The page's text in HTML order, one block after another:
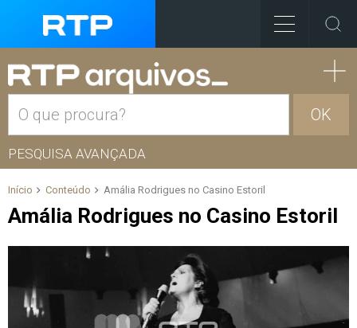
OK
PESQUISA AVANÇADA
Início Conteúdo Amália Rodrigues no Casino Estoril
Amália Rodrigues no Casino Estoril